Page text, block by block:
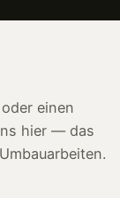
einen
hier — das